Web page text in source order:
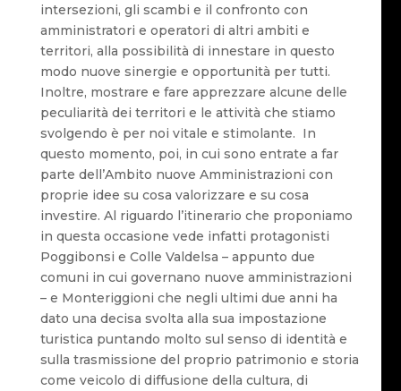
intersezioni, gli scambi e il confronto con
amministratori e operatori di altri ambiti e
territori, alla possibilità di innestare in questo
modo nuove sinergie e opportunità per tutti.
Inoltre, mostrare e fare apprezzare alcune delle
peculiarità dei territori e le attività che stiamo
svolgendo è per noi vitale e stimolante. In
questo momento, poi, in cui sono entrate a far
parte dell’Ambito nuove Amministrazioni con
proprie idee su cosa valorizzare e su cosa
investire. Al riguardo l’itinerario che proponiamo
in questa occasione vede infatti protagonisti
Poggibonsi e Colle Valdelsa – appunto due
comuni in cui governano nuove amministrazioni
– e Monteriggioni che negli ultimi due anni ha
dato una decisa svolta alla sua impostazione
turistica puntando molto sul senso di identità e
sulla trasmissione del proprio patrimonio e storia
come veicolo di diffusione della cultura, di